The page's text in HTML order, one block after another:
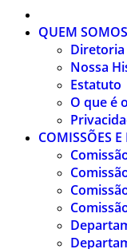
QUEM SOMOS
Diretoria
Nossa
Estatuto
O que é
COMISSÕES